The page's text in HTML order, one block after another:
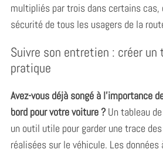
multipliés par trois dans certains
sécurité de tous les usagers de la
Suivre son entretien : créer un
pratique
Avez-vous déjà songé à l’importance
bord pour votre voiture ?Un tableau
un outil utile pour garder une trace
réalisées sur le véhicule. Les
r
: